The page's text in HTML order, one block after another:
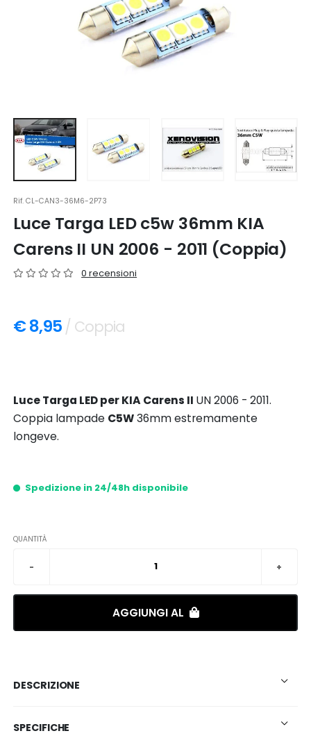
Rif.CL-CAN3-36M6-2P73
Luce Targa LED c5w 36mm KIA
Carens II UN 2006 - 2011 (Coppia)
0 recensioni
€ 8,95 / Coppia
Luce Targa LED per KIA Carens II UN 2006 - 2011.
Coppia lampade C5W36mm estremamente
longeve.
Spedizione in 24/48h disponibile
QUANTITÀ
AGGIUNGI AL
DESCRIZIONE
SPECIFICHE